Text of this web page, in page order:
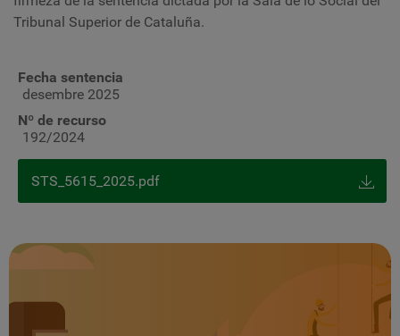
Tribunal Superior de Cataluña.
Fecha sentencia
desembre 2025
Nº de recurso
192/2024
STS_5615_2025.pdf